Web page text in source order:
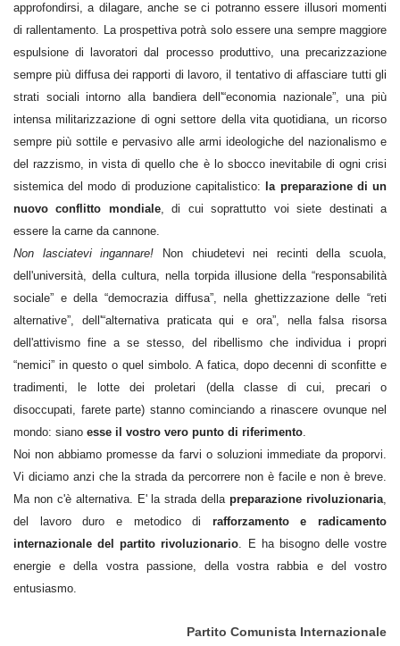
approfondirsi, a dilagare, anche se ci potranno essere illusori momenti
di rallentamento. La prospettiva potrà solo essere una sempre maggiore
espulsione di lavoratori dal processo produttivo, una precarizzazione
sempre più diffusa dei rapporti di lavoro, il tentativo di affasciare tutti gli
strati sociali intorno alla bandiera dell'“economia nazionale”, una più
intensa militarizzazione di ogni settore della vita quotidiana, un ricorso
sempre più sottile e pervasivo alle armi ideologiche del nazionalismo e
del razzismo, in vista di quello che è lo sbocco inevitabile di ogni crisi
sistemica del modo di produzione capitalistico:
la preparazione di un
nuovo conflitto mondiale, di cui soprattutto voi siete destinati a
essere la carne da cannone.
Non lasciatevi ingannare! Non chiudetevi nei recinti della scuola,
dell'università, della cultura, nella torpida illusione della “responsabilità
sociale” e della “democrazia diffusa”, nella ghettizzazione delle “reti
alternative”, dell'“alternativa praticata qui e ora”, nella falsa risorsa
dell'attivismo fine a se stesso, del ribellismo che individua i propri
“nemici” in questo o quel simbolo. A fatica, dopo decenni di sconfitte e
tradimenti, le lotte dei proletari (della classe di cui, precari o
disoccupati, farete parte) stanno cominciando a rinascere ovunque nel
mondo: siano esse il vostro vero punto di riferimento.
Noi non abbiamo promesse da farvi o soluzioni immediate da proporvi.
Vi diciamo anzi che la strada da percorrere non è facile e non è breve.
Ma non c'è alternativa. E' la strada dellapreparazione rivoluzionaria,
del lavoro duro e metodico di rafforzamento e radicamento
internazionale del partito rivoluzionario. E ha bisogno delle vostre
energie e della vostra passione, della vostra rabbia e del vostro
entusiasmo.
Partito Comunista Internazionale